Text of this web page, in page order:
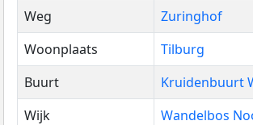
Weg
Zuringhof
Woonplaats
Tilburg
Buurt
Kruidenbuurt
Wijk
Wandelbos